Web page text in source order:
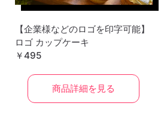
【企業様などのロゴを印字可能】
ロゴ カップケーキ
￥495
商品詳細を見る